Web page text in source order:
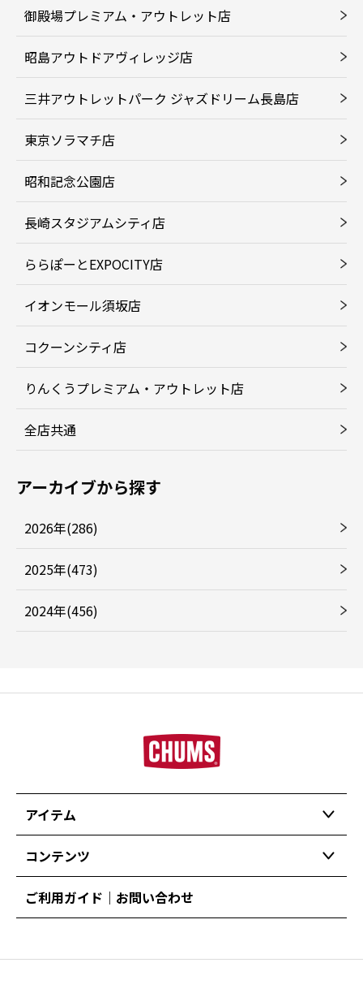
御殿場プレミアム・アウトレット店
昭島アウトドアヴィレッジ店
三井アウトレットパーク ジャズドリーム長島店
東京ソラマチ店
昭和記念公園店
長崎スタジアムシティ店
ららぽーとEXPOCITY店
イオンモール須坂店
コクーンシティ店
りんくうプレミアム・アウトレット店
全店共通
アーカイブから探す
2026年(286)
2025年(473)
2024年(456)
アイテム
コンテンツ
ご利用ガイド｜お問い合わせ